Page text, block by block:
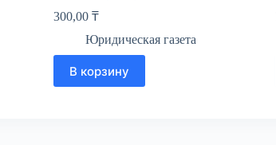
300,00 ₸
Юридическая газета
В корзину